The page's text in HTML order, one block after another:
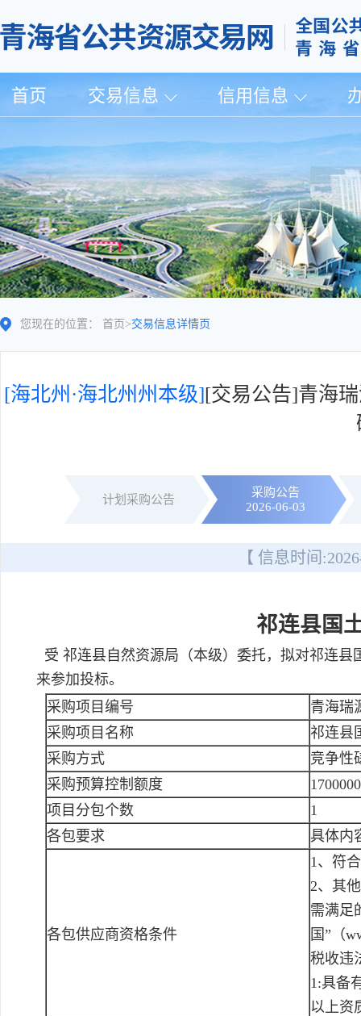
首页 交易信息 信用信息
您现在的位置： 首页 >交易信息详情页
[海北州·海北州州本级][交易公告]青海
计划采购公告
采购公告
2026-06-03
【 信息时间:
祁连县国
受 祁连县自然资源局（本级）委托，拟对祁连
来参加投标。
采购项目编号
青海瑞
采购项目名称
祁连县
采购方式
竞争性
采购预算控制额度
项目分包个数
1
各包要求
具体内
各包供应商资格条件
1、符
2、其
需满足
国”（
税收违
1:具备
以上资